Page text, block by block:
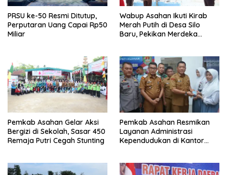
PRSU ke-50 Resmi Ditutup,
Perputaran Uang Capai Rp50
Miliar
Wabup Asahan Ikuti Kirab
Merah Putih di Desa Silo
Baru, Pekikan Merdeka
Pemkab Asahan Gelar Aksi
Bergizi di Sekolah, Sasar 450
Remaja Putri Cegah Stunting
Pemkab Asahan Resmikan
Layanan Administrasi
Kependudukan di Kantor